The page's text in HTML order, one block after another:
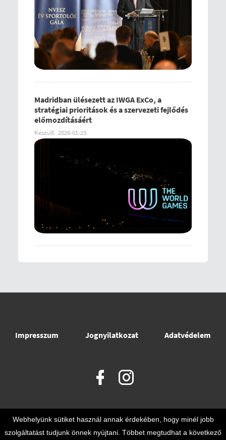
Madridban ülésezett az IWGA ExCo, a
stratégiai prioritások és a szervezeti fejlődés
előmozdításáért
Készült 2026-01-23
Impresszum Jognyilatkozat Adatvédelem
Webhelyünk sütiket használ annak érdekében, hogy minél jobb
szolgáltatást tudjunk önnek nyújtani. Többet megtudhat a következő